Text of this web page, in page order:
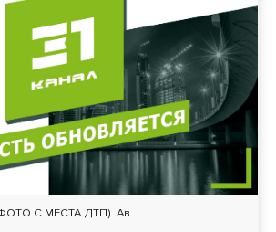
С МЕСТА ДТП). Ав...